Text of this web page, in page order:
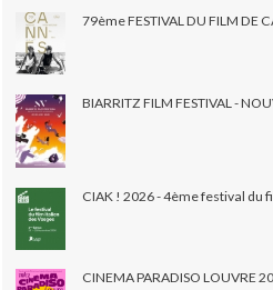
79ème FESTIVAL DU FILM DE
BIARRITZ FILM FESTIVAL -
CIAK ! 2026 - 4ème festival du
CINEMA PARADISO LOUVRE